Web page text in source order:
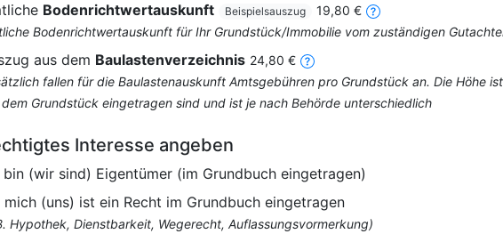
Bodenrichtwertauskunft Beispielsauszug
19,80 €
Bodenrichtwertauskunft für Ihr Grundstück/Immobilie vom zuständigen
aus dem Baulastenverzeichnis 24,80 €
fallen für die Baulastenauskunft Amtsgebühren pro Grundstück an. Die Höhe
Grundstück eingetragen sind und ist je nach Behörde unterschiedlich
Interesse angeben
bin (wir sind) Eigentümer (im Grundbuch eingetragen)
mich (uns) ist ein Recht im Grundbuch eingetragen
Hypothek, Dienstbarkeit, Wegerecht, Auflassungsvormerkung)